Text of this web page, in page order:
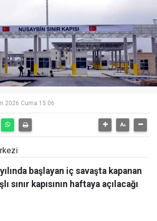
2026 Cuma 15:06
başlayan iç savaşta kapanan
sınır kapısının haftaya açılacağı